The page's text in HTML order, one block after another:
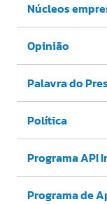
Núcleos
Opinião
Palavra do
Política
Programa API
Programa de